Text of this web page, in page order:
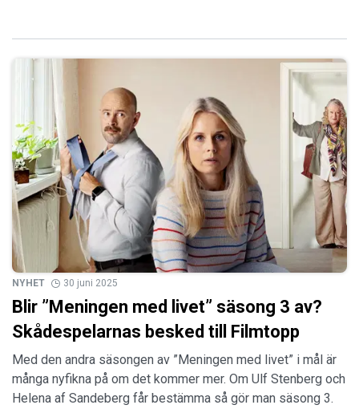
NYHET 30 juni 2025
Blir ”Meningen med livet” säsong 3 av?
Skådespelarnas besked till Filmtopp
Med den andra säsongen av ”Meningen med livet” i mål är
många nyfikna på om det kommer mer. Om Ulf Stenberg och
Helena af Sandeberg får bestämma så gör man säsong 3.